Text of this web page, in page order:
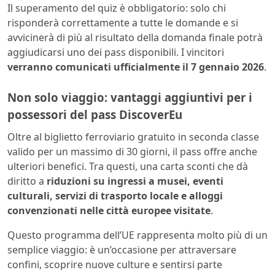
Il superamento del quiz è obbligatorio: solo chi
risponderà correttamente a tutte le domande e si
avvicinerà di più al risultato della domanda finale potrà
aggiudicarsi uno dei pass disponibili. I vincitori
verranno comunicati ufficialmente il 7 gennaio 2026.
Non solo viaggio: vantaggi aggiuntivi per i
possessori del pass DiscoverEu
Oltre al biglietto ferroviario gratuito in seconda classe
valido per un massimo di 30 giorni, il pass offre anche
ulteriori benefici. Tra questi, una carta sconti che dà
diritto a riduzioni su ingressi a musei, eventi
culturali, servizi di trasporto locale e alloggi
convenzionati nelle città europee visitate.
Questo programma dell’UE rappresenta molto più di un
semplice viaggio: è un’occasione per attraversare
confini, scoprire nuove culture e sentirsi parte